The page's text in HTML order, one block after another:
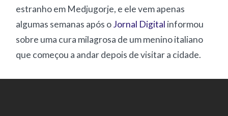
estranho em Medjugorje, e ele vem apenas
algumas semanas após oJornal Digital informou
sobre uma cura milagrosa de um menino italiano
que começou a andar depois de visitar a cidade.